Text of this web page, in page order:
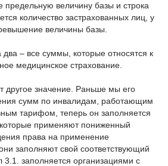
величину базы и строка
количество застрахованных лиц, у
величины базы.
– все суммы, которые относятся к
медицинское страхование.
другое значение. Раньше мы его
сумм по инвалидам, работающим
тарифом, теперь он заполняется
применяют пониженный
права на применение
заполняют свой соответствующий
3.1. заполняется организациями с